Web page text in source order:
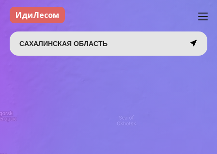
ИдиЛесом
САХАЛИНСКАЯ ОБЛАСТЬ